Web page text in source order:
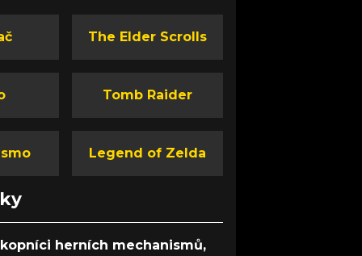
The Elder Scrolls
Tomb Raider
Legend of Zelda
herních mechanismů,